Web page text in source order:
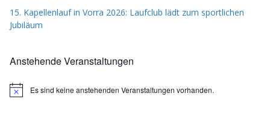
15. Kapellenlauf in Vorra 2026: Laufclub lädt zum sportlichen
Jubiläum
Anstehende Veranstaltungen
H
Es sind keine anstehenden Veranstaltungen vorhanden.